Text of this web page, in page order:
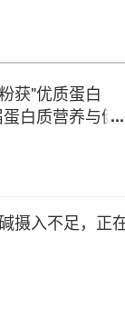
获"优质蛋白
白质营养与健
摄入不足，正